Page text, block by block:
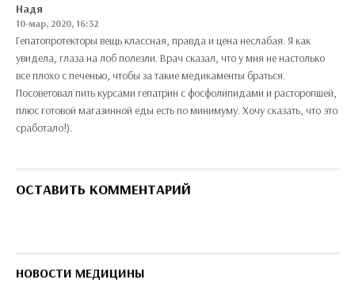
Надя
10-мар, 2020, 16:32
Гепатопротекторы вещь классная, правда и цена неслабая. Я как
увидела, глаза на лоб полезли. Врач сказал, что у мня не настолько
все плохо с печенью, чтобы за такие медикаменты браться.
Посоветовал пить курсами гепатрин с фосфолипидами и расторопшей,
плюс готовой магазинной еды есть по минимуму. Хочу сказать, что это
сработало!).
ОСТАВИТЬ КОММЕНТАРИЙ
НОВОСТИ МЕДИЦИНЫ